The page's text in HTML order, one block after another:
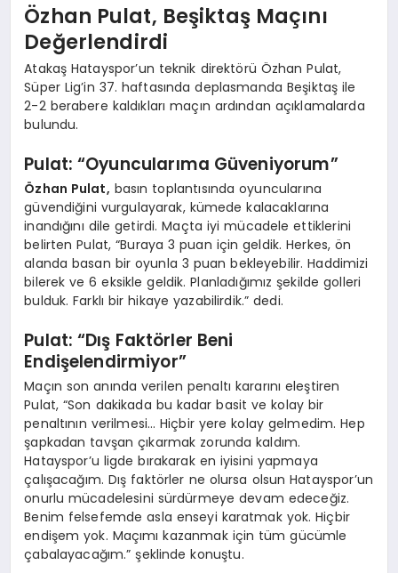
Özhan Pulat, Beşiktaş Maçını
Değerlendirdi
Atakaş Hatayspor’un teknik direktörü Özhan Pulat,
Süper Lig’in 37. haftasında deplasmanda Beşiktaş ile
2-2 berabere kaldıkları maçın ardından açıklamalarda
bulundu.
Pulat: “Oyuncularıma Güveniyorum”
Özhan Pulat, basın toplantısında oyuncularına
güvendiğini vurgulayarak, kümede kalacaklarına
inandığını dile getirdi. Maçta iyi mücadele ettiklerini
belirten Pulat, “Buraya 3 puan için geldik. Herkes, ön
alanda basan bir oyunla 3 puan bekleyebilir. Haddimizi
bilerek ve 6 eksikle geldik. Planladığımız şekilde golleri
bulduk. Farklı bir hikaye yazabilirdik.” dedi.
Pulat: “Dış Faktörler Beni
Endişelendirmiyor”
Maçın son anında verilen penaltı kararını eleştiren
Pulat, “Son dakikada bu kadar basit ve kolay bir
penaltının verilmesi… Hiçbir yere kolay gelmedim. Hep
şapkadan tavşan çıkarmak zorunda kaldım.
Hatayspor’u ligde bırakarak en iyisini yapmaya
çalışacağım. Dış faktörler ne olursa olsun Hatayspor’un
onurlu mücadelesini sürdürmeye devam edeceğiz.
Benim felsefemde asla enseyi karatmak yok. Hiçbir
endişem yok. Maçımı kazanmak için tüm gücümle
çabalayacağım.” şeklinde konuştu.